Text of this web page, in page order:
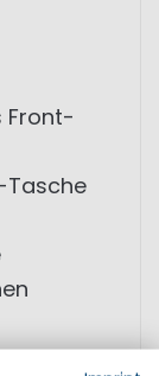
Front-
Tasche